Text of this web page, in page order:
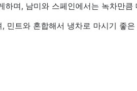
며, 남미와 스페인에서는 녹차만큼
민트와 혼합해서 냉차로 마시기 좋